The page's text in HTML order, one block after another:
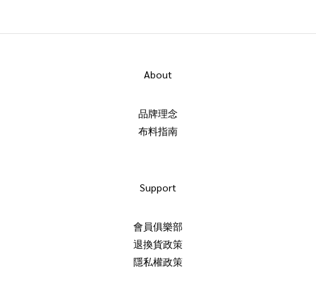
About
品牌理念
布料指南
Support
會員俱樂部
退換貨政策
隱私權政策